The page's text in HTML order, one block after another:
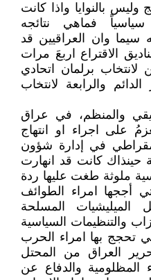
وليس بالنوايا واذا كانت
سياسياً فماهي نتائجه
سيما وان العراقيين قد
الاقتراع اربعَ مرات
برلمان اتحادي
والرابعة لانتخاب
والمنظم، في عراق
على اجراء او انتهاج
في إدارة شؤون
حينذاك كانت قد انهارت
ملوثة طغت عليها ردة
أججها امراء الطوائف
المسلحة
والتنظيمات السياسية
تحجج بها امراء الحرب
العراق من المحتل
المظلومية والدفاع عن